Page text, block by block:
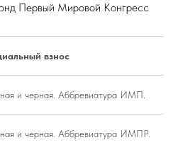
Первый Мировой Конгресс
взнос
и черная. Аббревиатура ИМП.
и черная. Аббревиатура ИМПР.